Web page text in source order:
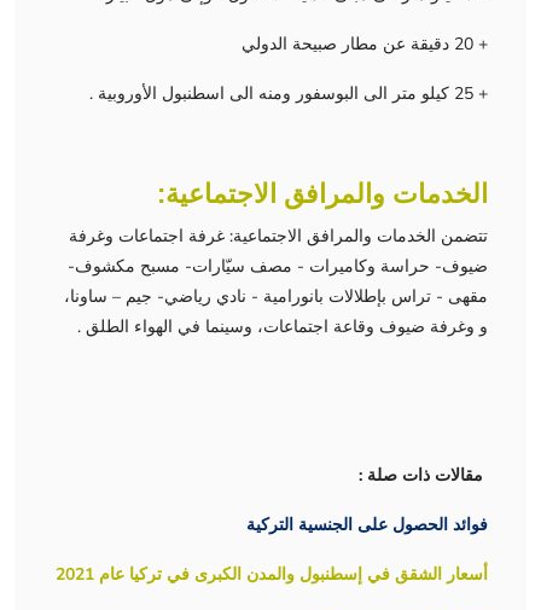
+ 20 دقيقة عن مطار صبيحة الدولي
+ 25 كيلو متر الى البوسفور ومنه الى اسطنبول الأوروبية .
الخدمات والمرافق الاجتماعية:
تتضمن الخدمات والمرافق الاجتماعية: غرفة اجتماعات وغرفة
ضيوف- حراسة وكاميرات - مصف سيّارات- مسبح مكشوف-
مقهى - تراس بإطلالات بانورامية - نادي رياضي- جيم – ساونا،
و وغرفة ضيوف وقاعة اجتماعات، وسينما في الهواء الطلق .
مقالات ذات صلة :
فوائد الحصول على الجنسية التركية
أسعار الشقق في إسطنبول والمدن الكبرى في تركيا عام 2021